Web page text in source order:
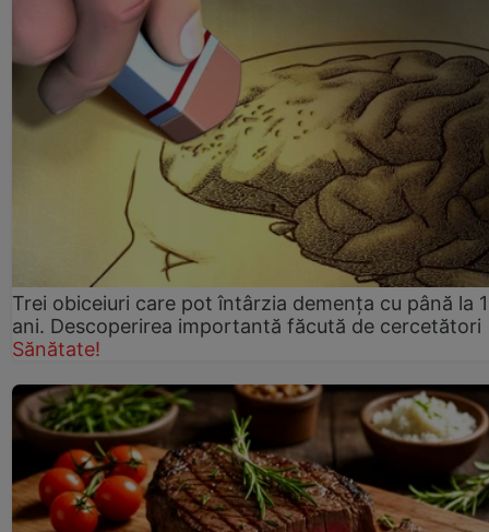
Trei obiceiuri care pot întârzia demența cu până la
ani. Descoperirea importantă făcută de cercetători
Sănătate!